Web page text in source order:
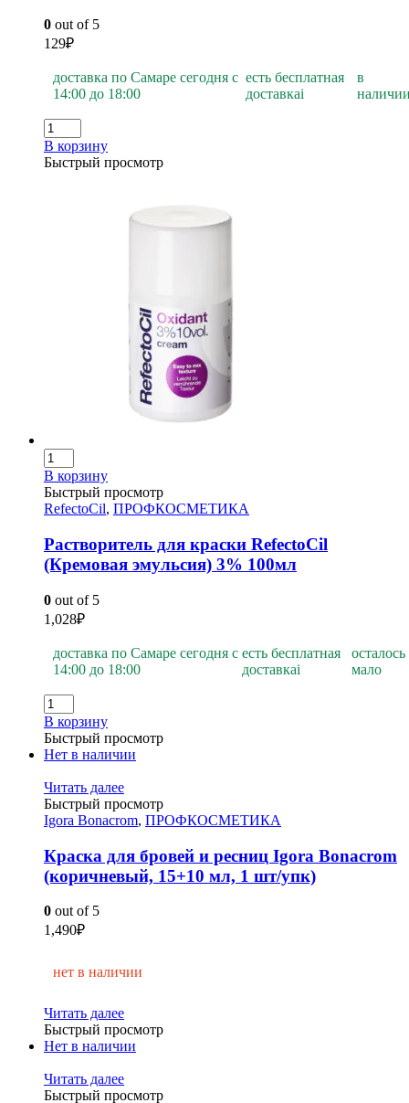
0 out of 5
129₽
доставка по Самаре сегодня с
14:00 до 18:00
есть бесплатная
доставкаi
в
В корзину
Быстрый просмотр
В корзину
Быстрый просмотр
RefectoCil, ПРОФКОСМЕТИКА
Растворитель для краски RefectoCil
(Кремовая эмульсия) 3% 100мл
0 out of 5
1,028₽
доставка по Самаре сегодня с
14:00 до 18:00
есть бесплатная
доставкаi
осталось
мало
В корзину
Быстрый просмотр
Нет в наличии
Читать далее
Быстрый просмотр
Igora Bonacrom, ПРОФКОСМЕТИКА
Краска для бровей и ресниц Igora Bonacrom
(коричневый, 15+10 мл, 1 шт/упк)
0 out of 5
1,490₽
нет в наличии
Читать далее
Быстрый просмотр
Нет в наличии
Читать далее
Быстрый просмотр